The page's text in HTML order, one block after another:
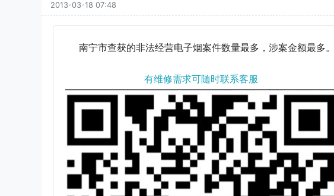
2013-03-18 07:48
南宁市查获的非法经营电子烟案件数量最多，涉案金额最多
有维修需求可随时联系客服